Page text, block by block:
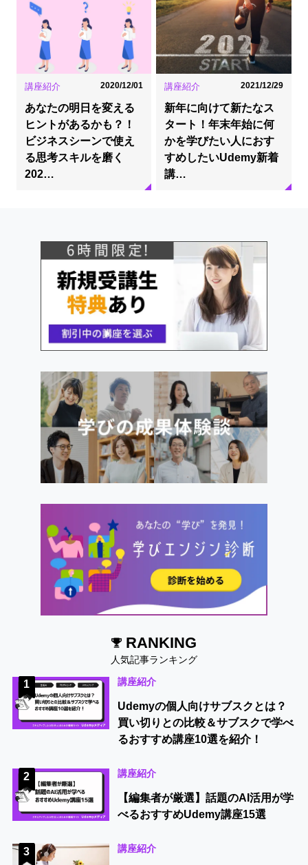
講座紹介 2020/12/01
あなたの明日を変える
ヒントがあるかも？！
ビジネスシーンで使え
る思考スキルを磨く
202…
講座紹介 2021/12/29
新年に向けて新たなス
タート！年末年始に何
かを学びたい人におす
すめしたいUdemy新着
講…
RANKING
人気記事ランキング
1 講座紹介
Udemyの個人向けサブスクとは？
買い切りとの比較＆サブスクで学べ
るおすすめ講座10選を紹介！
2 講座紹介
【編集者が厳選】話題のAI活用が学
べるおすすめUdemy講座15選
3 講座紹介